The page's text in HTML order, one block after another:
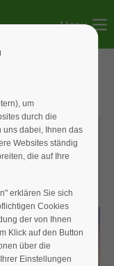
nicht.
nicht.
nicht.
Menu
um
durch die
uns dabei, Ihnen das
Websites ständig
die auf Ihre
erklären Sie sich
Cookies
der von Ihnen
Klick auf den Button
über die
Einstellungen